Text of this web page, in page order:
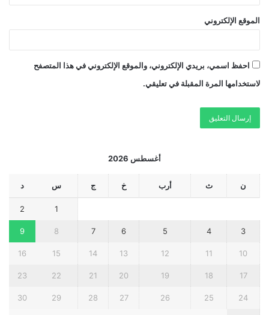
الموقع الإلكتروني
احفظ اسمي، بريدي الإلكتروني، والموقع الإلكتروني في هذا المتصفح
لاستخدامها المرة المقبلة في تعليقي.
أغسطس 2026
ن ث أرب خ ج س د
1
2
3
4
5
6
7
8
9
10
11
12
13
14
15
16
17
18
19
20
21
22
23
24
25
26
27
28
29
30